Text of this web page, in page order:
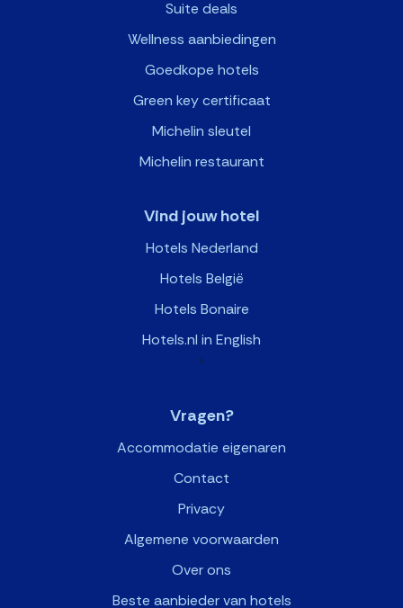
Suite deals
Wellness aanbiedingen
Goedkope hotels
Green key certificaat
Michelin sleutel
Michelin restaurant
Vind jouw hotel
Hotels Nederland
Hotels België
Hotels Bonaire
Hotels.nl in English
>
Vragen?
Accommodatie eigenaren
Contact
Privacy
Algemene voorwaarden
Over ons
Beste aanbieder van hotels